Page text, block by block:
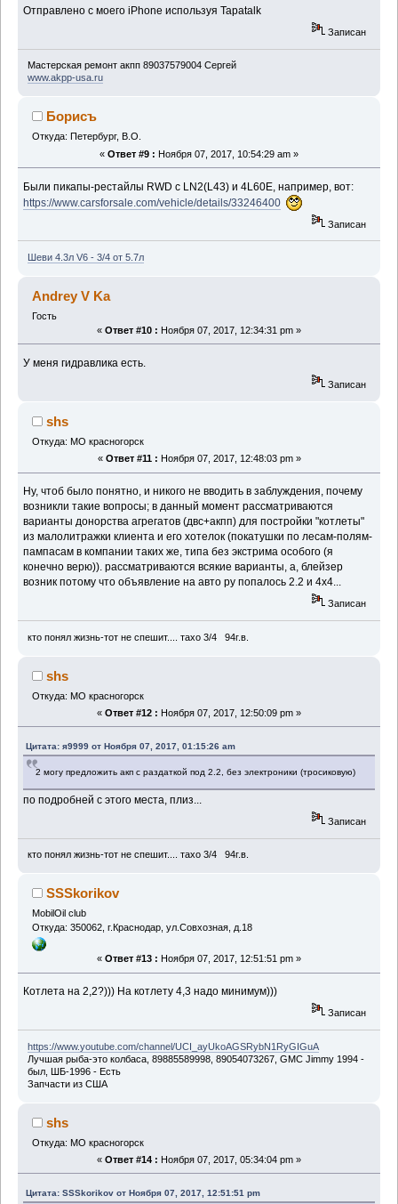
Отправлено с моего iPhone используя Tapatalk
Записан
Мастерская ремонт акпп 89037579004 Сергей
www.akpp-usa.ru
Борисъ
Откуда: Петербург, В.О.
« Ответ #9 : Ноября 07, 2017, 10:54:29 am »
Были пикапы-рестайлы RWD с LN2(L43) и 4L60E, например, вот:
https://www.carsforsale.com/vehicle/details/33246400
Записан
Шеви 4.3л V6 - 3/4 от 5.7л
Andrey V Ka
Гость
« Ответ #10 : Ноября 07, 2017, 12:34:31 pm »
У меня гидравлика есть.
Записан
shs
Откуда: МО красногорск
« Ответ #11 : Ноября 07, 2017, 12:48:03 pm »
Ну, чтоб было понятно, и никого не вводить в заблуждения, почему
возникли такие вопросы; в данный момент рассматриваются
варианты донорства агрегатов (двс+акпп) для постройки "котлеты"
из малолитражки клиента и его хотелок (покатушки по лесам-полям-
пампасам в компании таких же, типа без экстрима особого (я
конечно верю)). рассматриваются всякие варианты, а, блейзер
возник потому что объявление на авто ру попалось 2.2 и 4х4...
Записан
кто понял жизнь-тот не спешит.... тахо 3/4 94г.в.
shs
Откуда: МО красногорск
« Ответ #12 : Ноября 07, 2017, 12:50:09 pm »
Цитата: я9999 от Ноября 07, 2017, 01:15:26 am
2 могу предложить акп с раздаткой под 2.2, без электроники (тросиковую)
по подробней с этого места, плиз...
Записан
кто понял жизнь-тот не спешит.... тахо 3/4 94г.в.
SSSkorikov
MobilOil club
Откуда: 350062, г.Краснодар, ул.Совхозная, д.18
« Ответ #13 : Ноября 07, 2017, 12:51:51 pm »
Котлета на 2,2?))) На котлету 4,3 надо минимум)))
Записан
https://www.youtube.com/channel/UCI_ayUkoAGSRybN1RyGIGuA
Лучшая рыба-это колбаса, 89885589998, 89054073267, GMC Jimmy 1994 -
был, ШБ-1996 - Есть
Запчасти из США
shs
Откуда: МО красногорск
« Ответ #14 : Ноября 07, 2017, 05:34:04 pm »
Цитата: SSSkorikov от Ноября 07, 2017, 12:51:51 pm